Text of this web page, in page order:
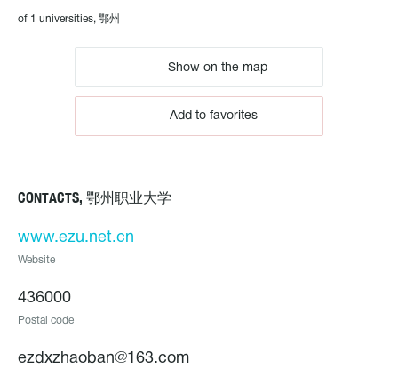
of 1 universities, 鄂州
Show on the map
Add to favorites
CONTACTS, 鄂州职业大学
www.ezu.net.cn
Website
436000
Postal code
ezdxzhaoban@163.com